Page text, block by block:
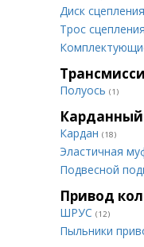
Диск сцепления
Трос сцепления
Полуось (1)
Карданный
Кардан (18)
Эластичная
Подвесной
Привод
ШРУС (12)
Пыльники